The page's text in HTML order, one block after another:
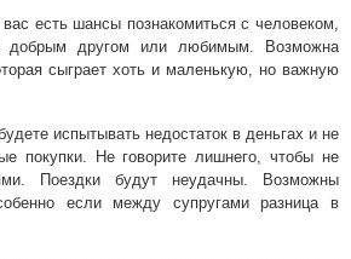
есть шансы познакомиться с человеком,
добрым другом или любимым. Возможна
сыграет хоть и маленькую, но важную
испытывать недостаток в деньгах и не
покупки. Не говорите лишнего, чтобы не
Поездки будут неудачны. Возможны
если между супругами разница в